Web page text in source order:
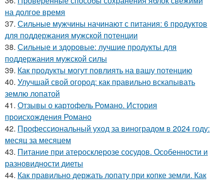
на долгое время
37. Сильные мужчины начинают с питания: 6 продуктов
для поддержания мужской потенции
38. Сильные и здоровые: лучшие продукты для
поддержания мужской силы
39. Как продукты могут повлиять на вашу потенцию
40. Улучшай свой огород: как правильно вскапывать
землю лопатой
41. Отзывы о картофель Романо. История
происхождения Романо
42. Профессиональный уход за виноградом в 2024 году:
месяц за месяцем
43. Питание при атеросклерозе сосудов. Особенности и
разновидности диеты
44. Как правильно держать лопату при копке земли. Как